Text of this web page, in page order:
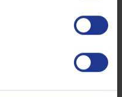
– Specifica relativa